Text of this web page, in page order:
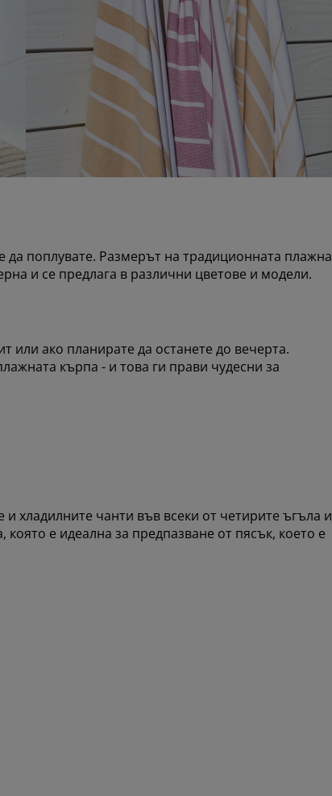
да поплувате. Размерът на традиционната плажна
и се предлага в различни цветове и модели.
или ако планирате да останете до вечерта.
кърпа - и това ги прави чудесни за
хладилните чанти във всеки от четирите ъгъла и
е идеална за предпазване от пясък, което е